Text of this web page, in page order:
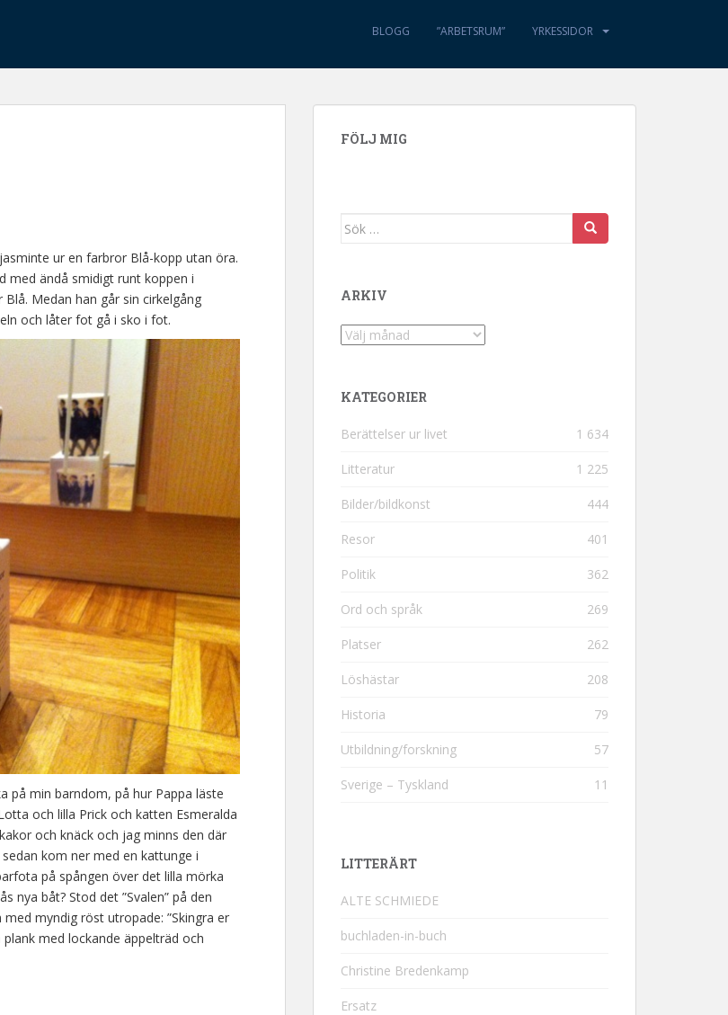
BLOGG ”ARBETSRUM” YRKESSIDOR
ur en farbror Blå-kopp utan öra.
med ändå smidigt runt koppen i
Medan han går sin cirkelgång
och låter fot gå i sko i fot.
på min barndom, på hur Pappa läste
och lilla Prick och katten Esmeralda
och knäck och jag minns den där
kom ner med en kattunge i
på spången över det lilla mörka
nya båt? Stod det ”Svalen” på den
myndig röst utropade: ”Skingra er
med lockande äppelträd och
FÖLJ MIG
Sök efter:
ARKIV
Arkiv
KATEGORIER
Berättelser ur livet 1 634
Litteratur 1 225
Bilder/bildkonst 444
Resor 401
Politik 362
Ord och språk 269
Platser 262
Löshästar 208
Historia 79
Utbildning/forskning 57
Sverige – Tyskland 11
LITTERÄRT
ALTE SCHMIEDE
buchladen-in-buch
Christine Bredenkamp
Ersatz